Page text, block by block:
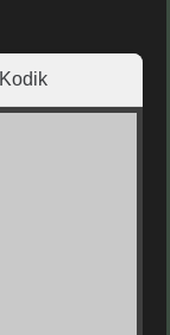
Kodik